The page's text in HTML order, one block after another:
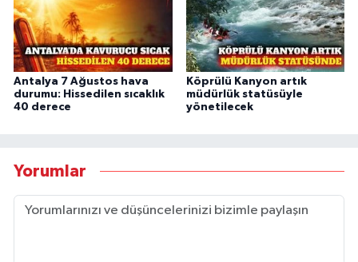
Antalya 7 Ağustos hava
durumu: Hissedilen sıcaklık
40 derece
Köprülü Kanyon artık
müdürlük statüsüyle
yönetilecek
Yorumlar